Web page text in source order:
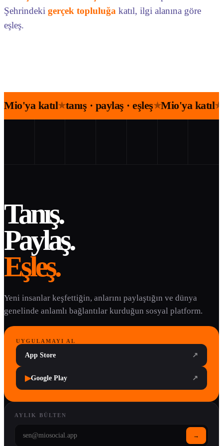
Şehrindeki gerçek topluluğa katıl, ilgi alanına göre
eşleş.
Mio'ya katıl★tanış · paylaş · eşleş★Mio'ya katıl★
Tanış.
Paylaş.
Eşleş.
Yeni insanlar keşfettiğin, anlarını paylaştığın ve dünya
genelinde anlamlı bağlantılar kurduğun sosyal platform.
UYGULAMAYI AL
App Store ↗
▶Google Play ↗
AYLIK BÜLTEN
→